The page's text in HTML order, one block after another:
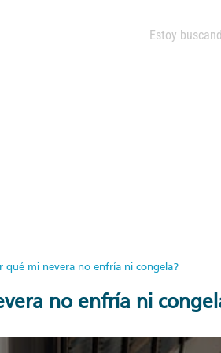
qué mi nevera no enfría ni congela?
no enfría ni